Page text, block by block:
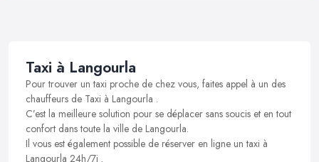
Taxi à Langourla
Pour trouver un taxi proche de chez vous, faites appel à un des
chauffeurs de Taxi à Langourla .
C’est la meilleure solution pour se déplacer sans soucis et en tout
confort dans toute la ville de Langourla.
Il vous est également possible de réserver en ligne un taxi à
Langourla 24h/7j .